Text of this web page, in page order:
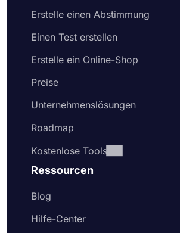
Erstelle einen Abstimmung
Einen Test erstellen
Erstelle ein Online-Shop
Preise
Unternehmenslösungen
Roadmap
Kostenlose Tools
Ressourcen
Blog
Hilfe-Center